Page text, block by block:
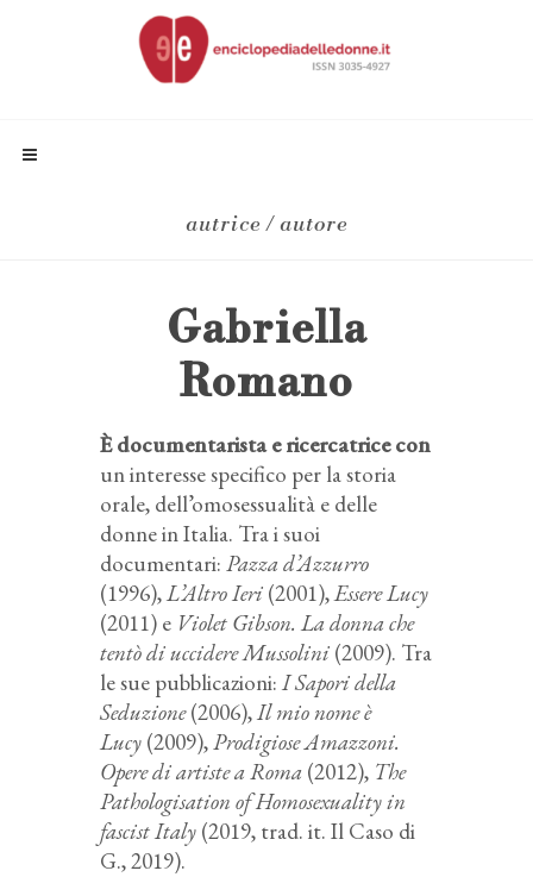
autrice / autore
Gabriella
Romano
È documentarista e ricercatrice con
un interesse specifico per la storia
orale, dell’omosessualità e delle
donne in Italia. Tra i suoi
documentari: Pazza d’Azzurro
(1996),L’Altro Ieri (2001),Essere Lucy
(2011) e Violet Gibson. La donna che
tentò di uccidere Mussolini (2009). Tra
le sue pubblicazioni: I Sapori della
Seduzione(2006),Il mio nome è
Lucy (2009),Prodigiose Amazzoni.
Opere di artiste a Roma (2012), The
Pathologisation of Homosexuality in
fascist Italy (2019, trad. it. Il Caso di
G., 2019).